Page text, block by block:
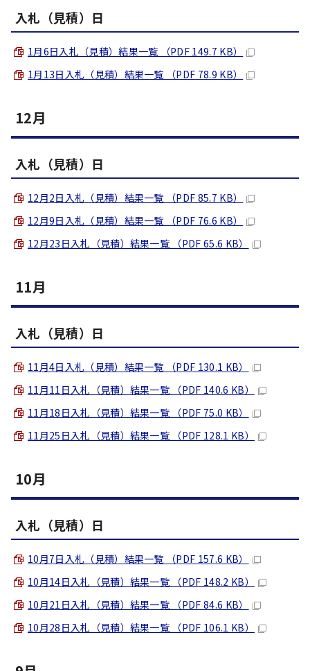
入札（見積）日
1月6日入札（見積）結果一覧 （PDF 149.7 KB）
1月13日入札（見積）結果一覧 （PDF 78.9 KB）
12月
入札（見積）日
12月2日入札（見積）結果一覧 （PDF 85.7 KB）
12月9日入札（見積）結果一覧 （PDF 76.6 KB）
12月23日入札（見積）結果一覧 （PDF 65.6 KB）
11月
入札（見積）日
11月4日入札（見積）結果一覧 （PDF 130.1 KB）
11月11日入札（見積）結果一覧 （PDF 140.6 KB）
11月18日入札（見積）結果一覧 （PDF 75.0 KB）
11月25日入札（見積）結果一覧 （PDF 128.1 KB）
10月
入札（見積）日
10月7日入札（見積）結果一覧 （PDF 157.6 KB）
10月14日入札（見積）結果一覧 （PDF 148.2 KB）
10月21日入札（見積）結果一覧 （PDF 84.6 KB）
10月28日入札（見積）結果一覧 （PDF 106.1 KB）